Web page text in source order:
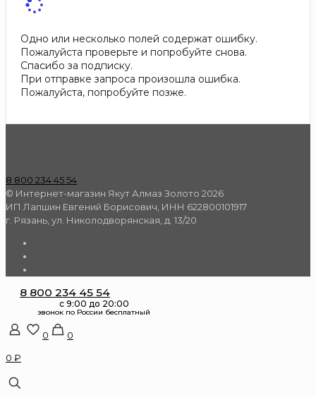
Одно или несколько полей содержат ошибку.
Пожалуйста проверьте и попробуйте снова.
Спасибо за подписку.
При отправке запроса произошла ошибка.
Пожалуйста, попробуйте позже.
8 800 234 45 54
© Интернет-магазин Якут Алмаз Золото 2026
ИП Лапшин Евгений Борисович, ИНН 622800101917
г. Рязань, ул. Николодворянская, д. 13/20
8 800 234 45 54
0
0
0 ₽